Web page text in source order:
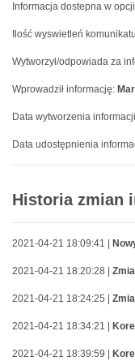
Informacja dostepna w
Ilość wyswietleń
Wytworzył/odpowiada za
Wprowadził informację:
Data wytworzenia
Data udostępnienia
Historia zmian
2021-04-21 18:09:41 |
2021-04-21 18:20:28 |
2021-04-21 18:24:25 |
2021-04-21 18:34:21 |
2021-04-21 18:39:59 |